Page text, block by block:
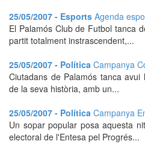
25/05/2007 - Esports Agenda
El Palamós Club de Futbol tanca
partit totalment instrascendent,...
25/05/2007 - Política Campanya
Ciutadans de Palamós tanca
de la seva història, amb un...
25/05/2007 - Política Campanya
Un sopar popular posa aquesta
electoral de l'Entesa pel Progrés...